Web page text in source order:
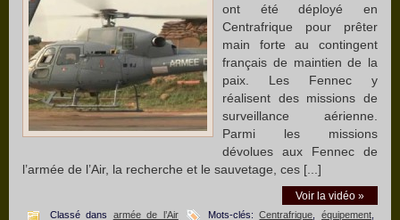
ont été déployé en
Centrafrique pour prêter
main forte au contingent
français de maintien de la
paix. Les Fennec y
réalisent des missions de
surveillance aérienne.
Parmi les missions
dévolues aux Fennec de
l’armée de l’Air, la recherche et le sauvetage, ces [...]
Voir la vidéo »
Classé dans armée de l’Air Mots-clés:Centrafrique ,équipement